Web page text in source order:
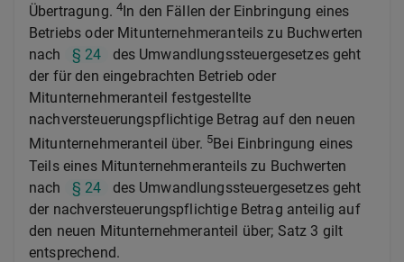
Übertragung. 4 In den Fällen der Einbringung eines
Betriebs oder Mitunternehmeranteils zu Buchwerten
nach
§ 24
des Umwandlungssteuergesetzes geht
der für den eingebrachten Betrieb oder
Mitunternehmeranteil festgestellte
nachversteuerungspflichtige Betrag auf den neuen
Mitunternehmeranteil über. 5 Bei Einbringung eines
Teils eines Mitunternehmeranteils zu Buchwerten
nach
§ 24
des Umwandlungssteuergesetzes geht
der nachversteuerungspflichtige Betrag anteilig auf
den neuen Mitunternehmeranteil über; Satz 3 gilt
entsprechend.